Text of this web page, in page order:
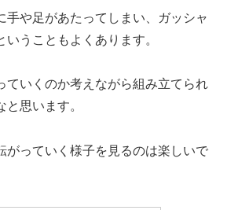
手や足があたってしまい、ガッシャ
いうこともよくあります。
ていくのか考えながら組み立てられ
と思います。
がっていく様子を見るのは楽しいで